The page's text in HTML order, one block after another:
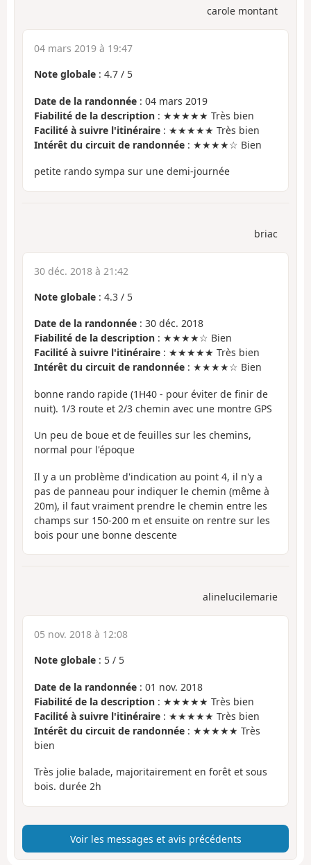
carole montant
04 mars 2019 à 19:47
Note globale : 4.7 / 5
Date de la randonnée : 04 mars 2019
Fiabilité de la description : ★★★★★ Très bien
Facilité à suivre l'itinéraire : ★★★★★ Très bien
Intérêt du circuit de randonnée : ★★★★☆ Bien
petite rando sympa sur une demi-journée
briac
30 déc. 2018 à 21:42
Note globale : 4.3 / 5
Date de la randonnée : 30 déc. 2018
Fiabilité de la description : ★★★★☆ Bien
Facilité à suivre l'itinéraire : ★★★★★ Très bien
Intérêt du circuit de randonnée : ★★★★☆ Bien
bonne rando rapide (1H40 - pour éviter de finir de
nuit). 1/3 route et 2/3 chemin avec une montre GPS
Un peu de boue et de feuilles sur les chemins,
normal pour l'époque
Il y a un problème d'indication au point 4, il n'y a
pas de panneau pour indiquer le chemin (même à
20m), il faut vraiment prendre le chemin entre les
champs sur 150-200 m et ensuite on rentre sur les
bois pour une bonne descente
alinelucilemarie
05 nov. 2018 à 12:08
Note globale : 5 / 5
Date de la randonnée : 01 nov. 2018
Fiabilité de la description : ★★★★★ Très bien
Facilité à suivre l'itinéraire : ★★★★★ Très bien
Intérêt du circuit de randonnée : ★★★★★ Très
bien
Très jolie balade, majoritairement en forêt et sous
bois. durée 2h
Voir les messages et avis précédents